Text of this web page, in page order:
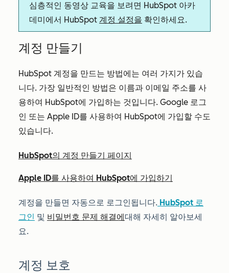
심층적인 동영상 교육을 보려면 HubSpot 아카
데미에서 HubSpot 계정 설정을 확인하세요.
계정 만들기
HubSpot 계정을 만드는 방법에는 여러 가지가 있습
니다. 가장 일반적인 방법은 이름과 이메일 주소를 사
용하여 HubSpot에 가입하는 것입니다. Google 로그
인 또는 Apple ID를 사용하여 HubSpot에 가입할 수도
있습니다.
HubSpot의 계정 만들기 페이지
Apple ID를 사용하여 HubSpot에 가입하기
계정을 만들면 자동으로 로그인됩니다. HubSpot 로
그인 및 비밀번호 문제 해결에대해 자세히 알아보세
요.
계정 보호